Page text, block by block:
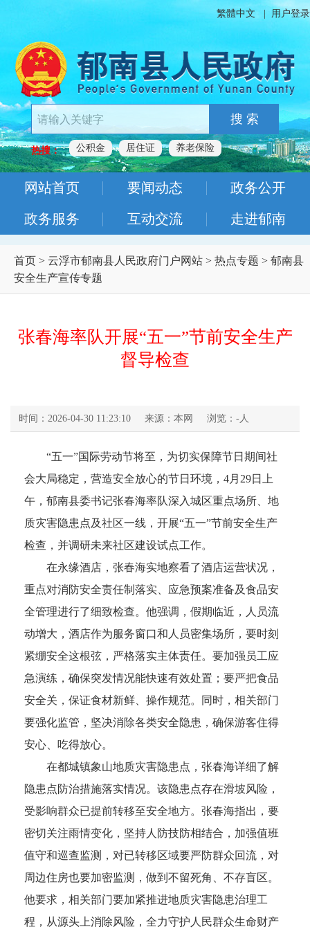
繁體中文 用户登录
搜 索
热搜： 公积金 居住证 养老保险
网站首页 要闻动态 政务公开
政务服务 互动交流 走进郁南
首页 > 云浮市郁南县人民政府门户网站 > 热点专题 > 郁南县
安全生产宣传专题
张春海率队开展“五一”节前安全生产
督导检查
时间：2026-04-30 11:23:10 来源：本网 浏览： - 人
“五一”国际劳动节将至，为切实保障节日期间社
会大局稳定，营造安全放心的节日环境，4月29日上
午，郁南县委书记张春海率队深入城区重点场所、地
质灾害隐患点及社区一线，开展“五一”节前安全生产
检查，并调研未来社区建设试点工作。
在永缘酒店，张春海实地察看了酒店运营状况，
重点对消防安全责任制落实、应急预案准备及食品安
全管理进行了细致检查。他强调，假期临近，人员流
动增大，酒店作为服务窗口和人员密集场所，要时刻
紧绷安全这根弦，严格落实主体责任。要加强员工应
急演练，确保突发情况能快速有效处置；要严把食品
安全关，保证食材新鲜、操作规范。同时，相关部门
要强化监管，坚决消除各类安全隐患，确保游客住得
安心、吃得放心。
在都城镇象山地质灾害隐患点，张春海详细了解
隐患点防治措施落实情况。该隐患点存在滑坡风险，
受影响群众已提前转移至安全地方。张春海指出，要
密切关注雨情变化，坚持人防技防相结合，加强值班
值守和巡查监测，对已转移区域要严防群众回流，对
周边住房也要加密监测，做到不留死角、不存盲区。
他要求，相关部门要加紧推进地质灾害隐患治理工
程，从源头上消除风险，全力守护人民群众生命财产